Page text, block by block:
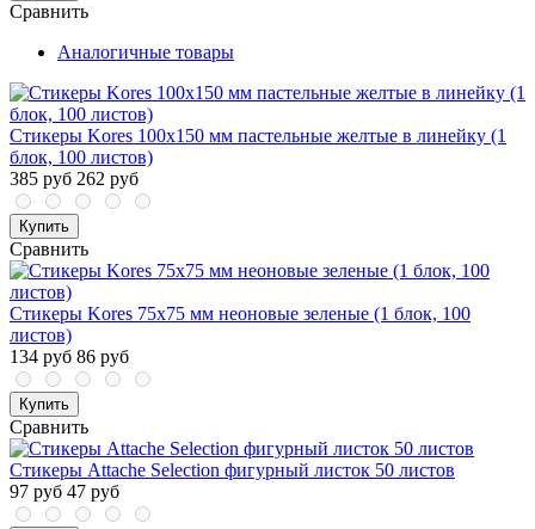
Сравнить
Аналогичные товары
Стикеры Kores 100x150 мм пастельные желтые в линейку (1
блок, 100 листов)
385 руб 262 руб
Купить
Сравнить
Стикеры Kores 75x75 мм неоновые зеленые (1 блок, 100
листов)
134 руб 86 руб
Купить
Сравнить
Стикеры Attache Selection фигурный листок 50 листов
97 руб 47 руб